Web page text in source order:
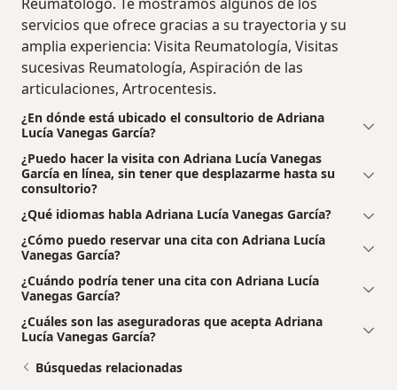
servicios que ofrece gracias a su trayectoria y su
amplia experiencia: Visita Reumatología, Visitas
sucesivas Reumatología, Aspiración de las
articulaciones, Artrocentesis.
¿En dónde está ubicado el consultorio de Adriana
Lucía Vanegas García?
¿Puedo hacer la visita con Adriana Lucía Vanegas
García en línea, sin tener que desplazarme hasta su
consultorio?
¿Qué idiomas habla Adriana Lucía Vanegas García?
¿Cómo puedo reservar una cita con Adriana Lucía
Vanegas García?
¿Cuándo podría tener una cita con Adriana Lucía
Vanegas García?
¿Cuáles son las aseguradoras que acepta Adriana
Lucía Vanegas García?
Búsquedas relacionadas